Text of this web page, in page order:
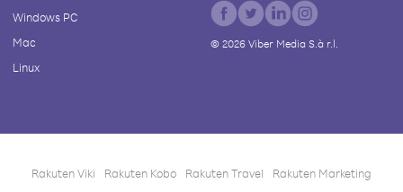
Windows PC
Mac
Linux
© 2026Viber Media S.à r.l.
Rakuten Viki Rakuten Kobo Rakuten Travel Rakuten Marketing